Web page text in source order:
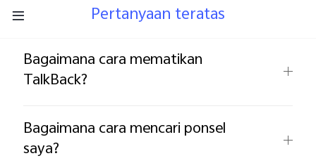
Pertanyaan teratas
Bagaimana cara mematikan
TalkBack?
Bagaimana cara mencari ponsel
saya?